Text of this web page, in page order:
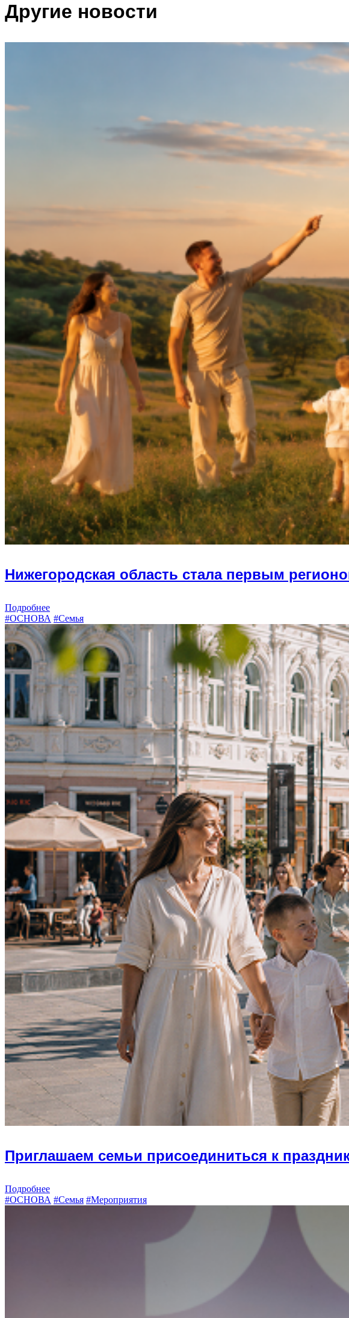
Другие новости
Нижегородская область стала первым
Подробнее
#ОСНОВА #Семья
Приглашаем семьи присоединиться к
Подробнее
#ОСНОВА #Семья #Мероприятия